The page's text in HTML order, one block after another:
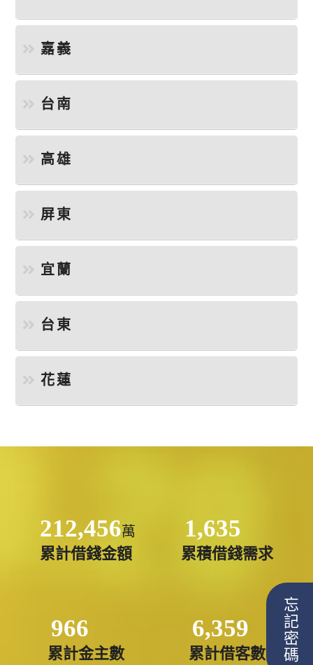
嘉義
台南
高雄
屏東
宜蘭
台東
花蓮
212,456萬
累計借錢金額
1,635
累積借錢需求
966
累計金主數
6,359
累計借客數 忘記密碼